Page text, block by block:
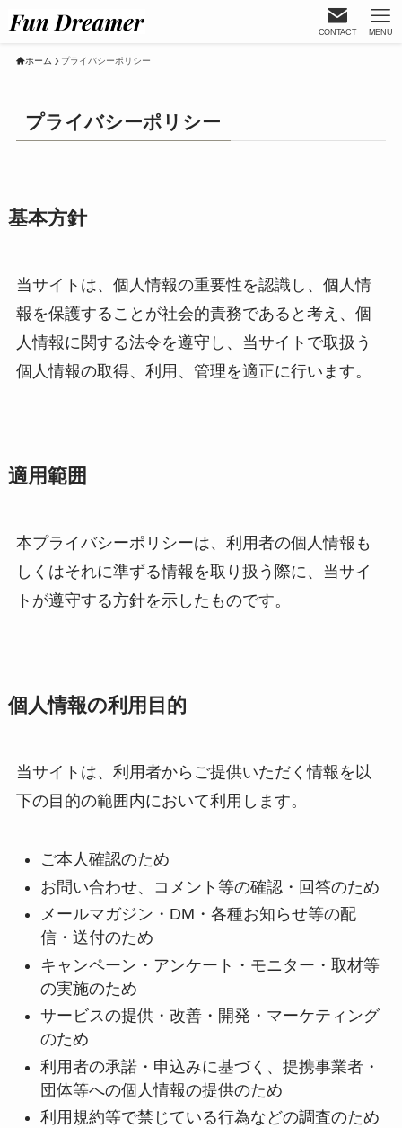
CONTACT MENU
ホーム プライバシーポリシー
プライバシーポリシー
基本方針
当サイトは、個人情報の重要性を認識し、個人情
報を保護することが社会的責務であると考え、個
人情報に関する法令を遵守し、当サイトで取扱う
個人情報の取得、利用、管理を適正に行います。
適用範囲
本プライバシーポリシーは、利用者の個人情報も
しくはそれに準ずる情報を取り扱う際に、当サイ
トが遵守する方針を示したものです。
個人情報の利用目的
当サイトは、利用者からご提供いただく情報を以
下の目的の範囲内において利用します。
ご本人確認のため
お問い合わせ、コメント等の確認・回答のため
メールマガジン・DM・各種お知らせ等の配
信・送付のため
キャンペーン・アンケート・モニター・取材等
の実施のため
サービスの提供・改善・開発・マーケティング
のため
利用者の承諾・申込みに基づく、提携事業者・
団体等への個人情報の提供のため
利用規約等で禁じている行為などの調査のため